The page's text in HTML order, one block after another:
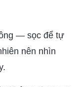
— sọc để tự
nên nhìn